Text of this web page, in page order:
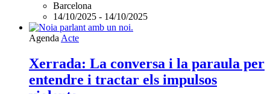
Barcelona
14/10/2025 - 14/10/2025
L'esdeveniment:
La
conversa
i
la
Agenda Acte
Xerrada: La conversa i la paraula per
entendre i tractar els impulsos